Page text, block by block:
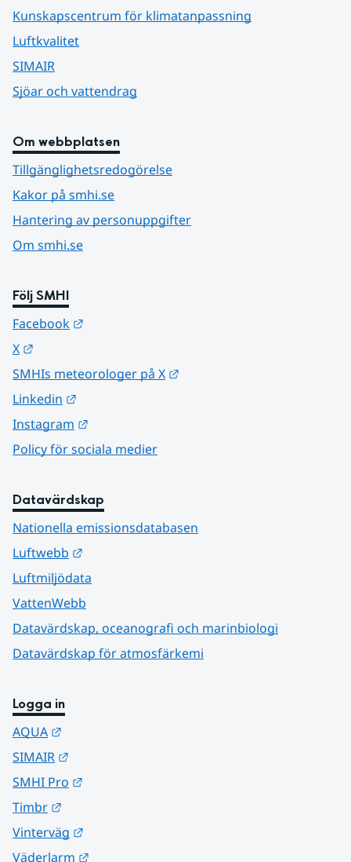
Kunskapscentrum för klimatanpassning
Luftkvalitet
SIMAIR
Sjöar och vattendrag
Om webbplatsen
Tillgänglighetsredogörelse
Kakor på smhi.se
Hantering av personuppgifter
Om smhi.se
Följ SMHI
Facebook
X
SMHIs meteorologer på X
Linkedin
Instagram
Policy för sociala medier
Datavärdskap
Nationella emissionsdatabasen
Luftwebb
Luftmiljödata
VattenWebb
Datavärdskap, oceanografi och marinbiologi
Datavärdskap för atmosfärkemi
Logga in
AQUA
SIMAIR
SMHI Pro
Timbr
Vinterväg
Väderlarm